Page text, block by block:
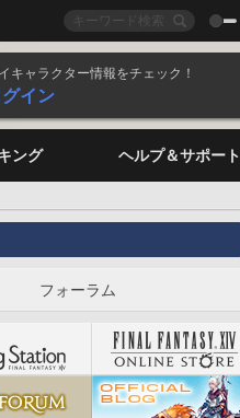
キャラクター情報をチェック！
グイン
ング ヘルプ＆サポート
フォーラム